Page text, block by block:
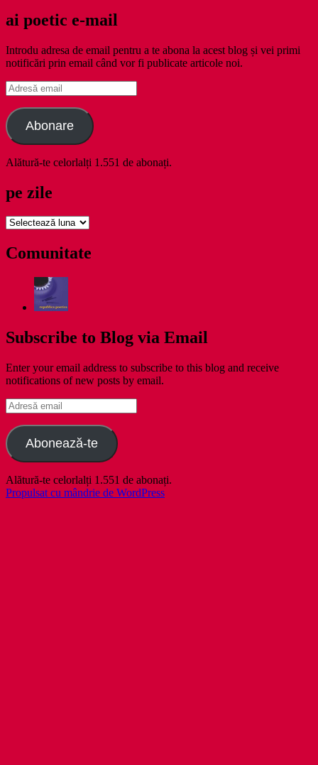
ai poetic e-mail
Introdu adresa de email pentru a te abona la acest blog și vei primi
notificări prin email când vor fi publicate articole noi.
Adresă
email
Abonare
Alătură-te celorlalți 1.551 de abonați.
pe zile
pe
Comunitate
Subscribe to Blog via Email
Enter your email address to subscribe to this blog and receive
notifications of new posts by email.
Adresă
email
Abonează-te
Alătură-te celorlalți 1.551 de abonați.
Propulsat cu mândrie de WordPress